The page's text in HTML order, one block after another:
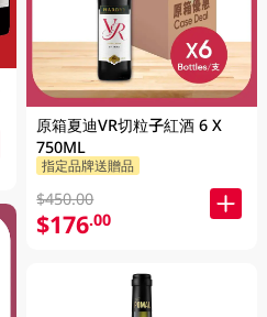
原箱夏迪VR切粒子紅酒 6 X
750ML
指定品牌送贈品
$450.00
$176.00